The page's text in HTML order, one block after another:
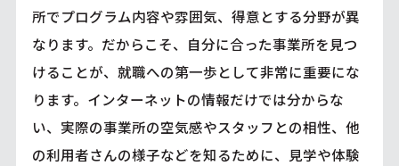
所でプログラム内容や雰囲気、得意とする分野が異
なります。だからこそ、自分に合った事業所を見つ
けることが、就職への第一歩として非常に重要にな
ります。インターネットの情報だけでは分からな
い、実際の事業所の空気感やスタッフとの相性、他
の利用者さんの様子などを知るために、見学や体験